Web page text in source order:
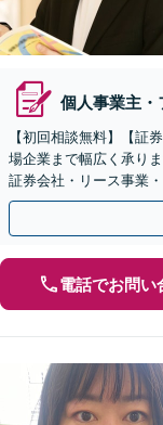
個人事業主・
【初回相談無料】【証
場企業まで幅広く承り
証券会社・リース事業
あり【メール相談可】
電話でお問い